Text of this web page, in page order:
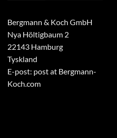
Bergmann & Koch GmbH
Nya Höltigbaum 2
22143 Hamburg
Tyskland
E-post: post at Bergmann-
Koch.com